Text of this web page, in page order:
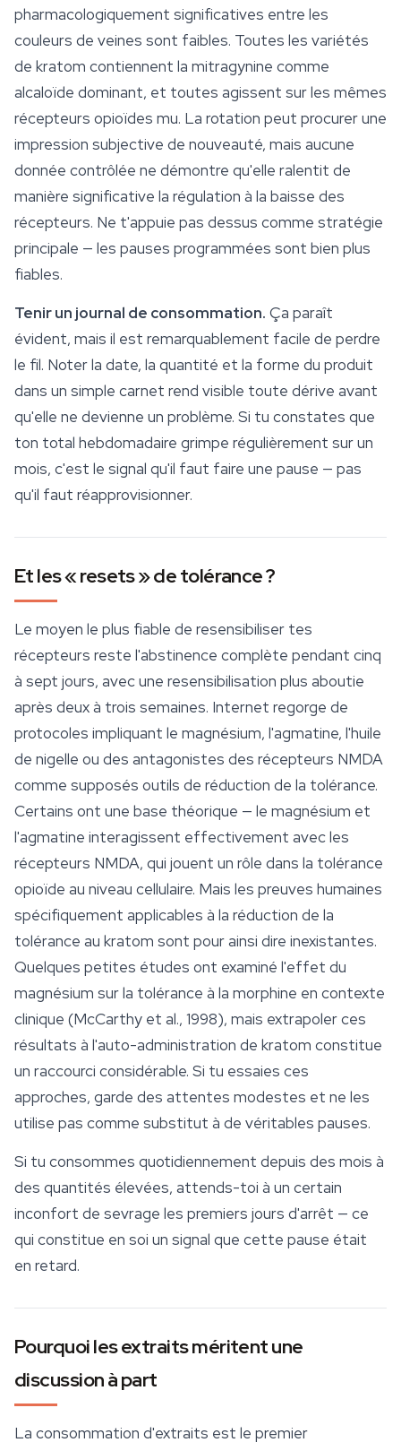
pharmacologiquement significatives entre les
couleurs de veines sont faibles. Toutes les variétés
de kratom contiennent la mitragynine comme
alcaloïde dominant, et toutes agissent sur les mêmes
récepteurs opioïdes mu. La rotation peut procurer une
impression subjective de nouveauté, mais aucune
donnée contrôlée ne démontre qu'elle ralentit de
manière significative la régulation à la baisse des
récepteurs. Ne t'appuie pas dessus comme stratégie
principale — les pauses programmées sont bien plus
fiables.
Tenir un journal de consommation. Ça paraît
évident, mais il est remarquablement facile de perdre
le fil. Noter la date, la quantité et la forme du produit
dans un simple carnet rend visible toute dérive avant
qu'elle ne devienne un problème. Si tu constates que
ton total hebdomadaire grimpe régulièrement sur un
mois, c'est le signal qu'il faut faire une pause — pas
qu'il faut réapprovisionner.
Et les « resets » de tolérance ?
Le moyen le plus fiable de resensibiliser tes
récepteurs reste l'abstinence complète pendant cinq
à sept jours, avec une resensibilisation plus aboutie
après deux à trois semaines. Internet regorge de
protocoles impliquant le magnésium, l'agmatine, l'huile
de nigelle ou des antagonistes des récepteurs NMDA
comme supposés outils de réduction de la tolérance.
Certains ont une base théorique — le magnésium et
l'agmatine interagissent effectivement avec les
récepteurs NMDA, qui jouent un rôle dans la tolérance
opioïde au niveau cellulaire. Mais les preuves humaines
spécifiquement applicables à la réduction de la
tolérance au kratom sont pour ainsi dire inexistantes.
Quelques petites études ont examiné l'effet du
magnésium sur la tolérance à la morphine en contexte
clinique (McCarthy et al., 1998), mais extrapoler ces
résultats à l'auto-administration de kratom constitue
un raccourci considérable. Si tu essaies ces
approches, garde des attentes modestes et ne les
utilise pas comme substitut à de véritables pauses.
Si tu consommes quotidiennement depuis des mois à
des quantités élevées, attends-toi à un certain
inconfort de sevrage les premiers jours d'arrêt — ce
qui constitue en soi un signal que cette pause était
en retard.
Pourquoi les extraits méritent une
discussion à part
La consommation d'extraits est le premier